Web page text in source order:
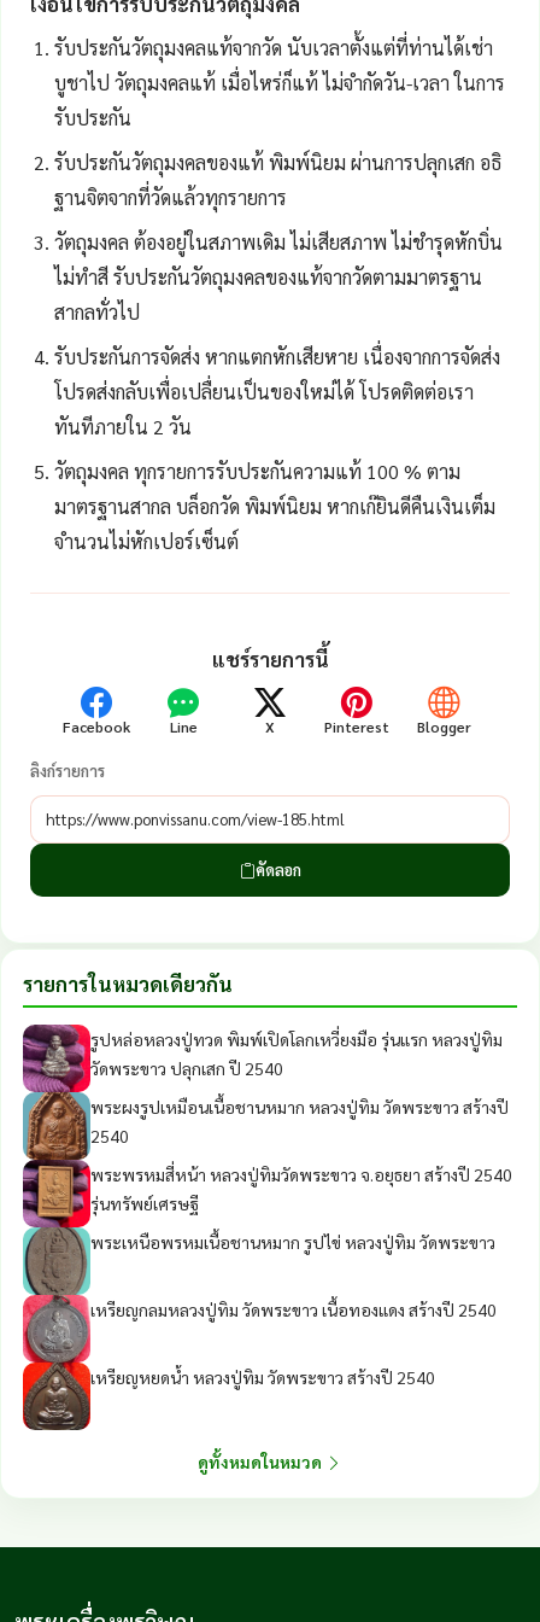
รับประกันวัตถุมงคลแท้จากวัด นับเวลาตั้งแต่ที่ท่านได้เช่า
บูชาไป วัตถุมงคลแท้ เมื่อไหร่ก็แท้ ไม่จำกัดวัน-เวลา ในการ
รับประกัน
รับประกันวัตถุมงคลของแท้ พิมพ์นิยม ผ่านการปลุกเสก อธิ
ฐานจิตจากที่วัดแล้วทุกรายการ
วัตถุมงคล ต้องอยู่ในสภาพเดิม ไม่เสียสภาพ ไม่ชำรุดหักบิ่น
ไม่ทำสี รับประกันวัตถุมงคลของแท้จากวัดตามมาตรฐาน
สากลทั่วไป
รับประกันการจัดส่ง หากแตกหักเสียหาย เนื่องจากการจัดส่ง
โปรดส่งกลับเพื่อเปลื่ยนเป็นของใหม่ได้ โปรดติดต่อเรา
ทันทีภายใน 2 วัน
วัตถุมงคล ทุกรายการรับประกันความแท้ 100 % ตาม
มาตรฐานสากล บล็อกวัด พิมพ์นิยม หากเก๊ยินดีคืนเงินเต็ม
จำนวนไม่หักเปอร์เซ็นต์
แชร์รายการนี้
Facebook Line X Pinterest Blogger
ลิงก์รายการ
คัดลอก
รายการในหมวดเดียวกัน
รูปหล่อหลวงปู่ทวด พิมพ์เปิดโลกเหวี่ยงมือ รุ่นแรก หลวงปู่ทิม
วัดพระขาว ปลุกเสก ปี 2540
พระผงรูปเหมือนเนื้อชานหมาก หลวงปู่ทิม วัดพระขาว สร้างปี
2540
พระพรหมสี่หน้า หลวงปู่ทิมวัดพระขาว จ.อยุธยา สร้างปี 2540
รุ่นทรัพย์เศรษฐี
พระเหนือพรหมเนื้อชานหมาก รูปไข่ หลวงปู่ทิม วัดพระขาว
เหรียญกลมหลวงปู่ทิม วัดพระขาว เนื้อทองแดง สร้างปี 2540
เหรียญหยดน้ำ หลวงปู่ทิม วัดพระขาว สร้างปี 2540
ดูทั้งหมดในหมวด